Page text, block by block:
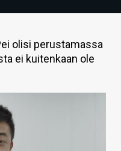
olisi perustamassa
ei kuitenkaan ole